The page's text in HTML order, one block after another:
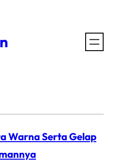
Warna Serta Gelap